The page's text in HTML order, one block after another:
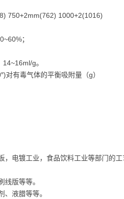
750+2mm(762) 1000+2(1016)
；
g。
对有毒气体的平衡吸附量（g）
电镀工业，食品饮料工业等部门的工
版等等。
液腊等等。